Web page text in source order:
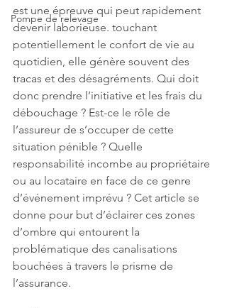
Pompe de relevage
est une épreuve qui peut rapidement
devenir laborieuse. touchant
potentiellement le confort de vie au
quotidien, elle génère souvent des
tracas et des désagréments. Qui doit
donc prendre l’initiative et les frais du
débouchage ? Est-ce le rôle de
l’assureur de s’occuper de cette
situation pénible ? Quelle
responsabilité incombe au propriétaire
ou au locataire en face de ce genre
d’événement imprévu ? Cet article se
donne pour but d’éclairer ces zones
d’ombre qui entourent la
problématique des canalisations
bouchées à travers le prisme de
l’assurance.